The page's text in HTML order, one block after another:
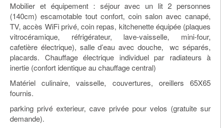
Mobilier et équipement : séjour avec un lit 2 personnes
(140cm) escamotable tout confort, coin salon avec canapé,
TV, accès WiFi privé, coin repas, kitchenette équipée (plaques
vitrocéramique, réfrigérateur, lave-vaisselle, mini-four,
cafetière électrique), salle d’eau avec douche, wc séparés,
placards. Chauffage électrique individuel par radiateurs à
inertie (confort identique au chauffage central)
Matériel culinaire, vaisselle, couvertures, oreillers 65X65
fournis.
parking privé exterieur, cave privée pour velos (gratuite sur
demande).